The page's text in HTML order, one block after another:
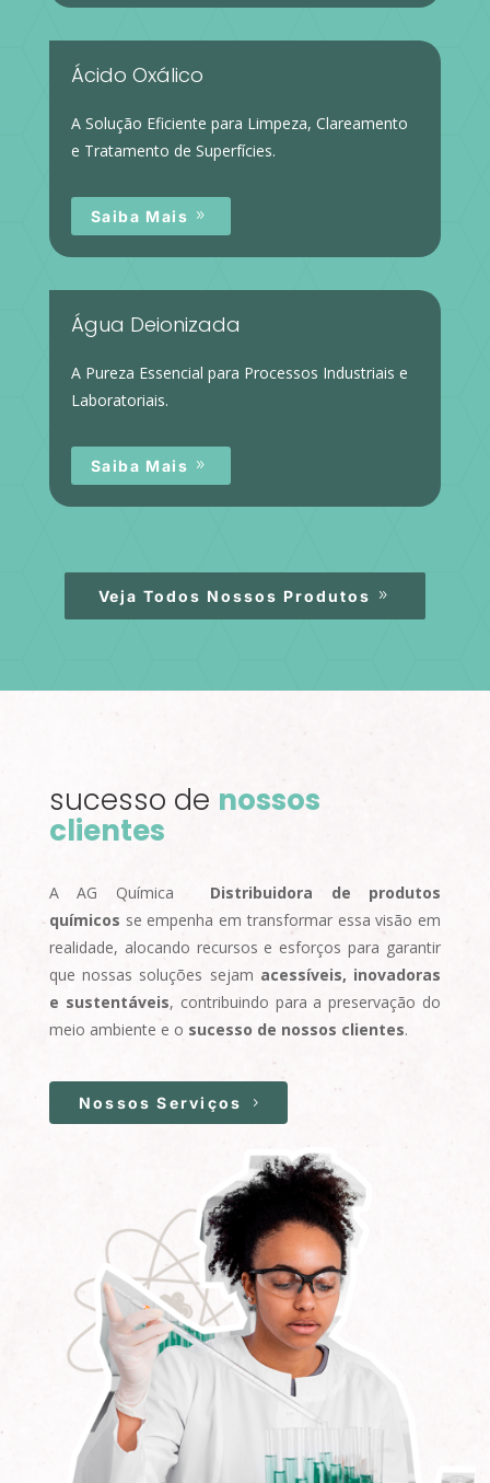
Ácido Oxálico
A Solução Eficiente para Limpeza, Clareamento
e Tratamento de Superfícies.
Saiba Mais
Água Deionizada
A Pureza Essencial para Processos Industriais e
Laboratoriais.
Saiba Mais
Veja Todos Nossos Produtos
sucesso de nossos
clientes
A AG Química Distribuidora de produtos
químicos se empenha em transformar essa visão em
realidade, alocando recursos e esforços para garantir
que nossas soluções sejam acessíveis, inovadoras
e sustentáveis, contribuindo para a preservação do
meio ambiente e o sucesso de nossos clientes.
Nossos Serviços